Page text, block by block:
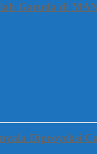
Garuda di
Diproyeksi